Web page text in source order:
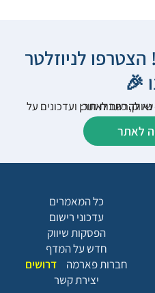
לניוזלטר
🎉
על וובינרים וכנסים – נא להרשם לאתר:
לאתר
כל המאמרים
עדכוני רישום
הפסקות שיווק
חדש על המדף
חברות פארמה
דרושים
יצירת קשר